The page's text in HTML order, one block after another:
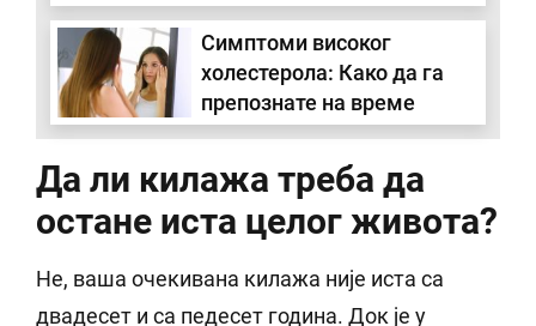
Можете да имате више
штете него користи
Симптоми високог
холестерола: Како да га
препознате на време
Да ли килажа треба да
остане иста целог живота?
Не, ваша очекивана килажа није иста са
двадесет и са педесет година. Док је у